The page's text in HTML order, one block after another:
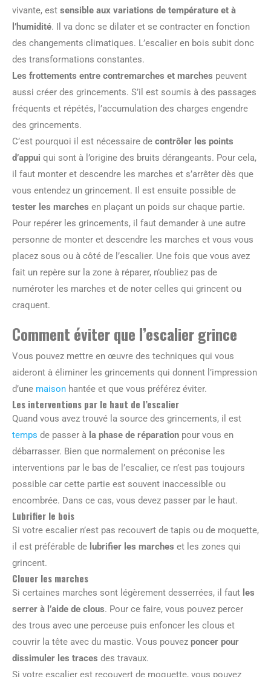
vivante, est sensible aux variations de température et à
l’humidité. Il va donc se dilater et se contracter en fonction
des changements climatiques. L’escalier en bois subit donc
des transformations constantes.
Les frottements entre contremarches et marches peuvent
aussi créer des grincements. S’il est soumis à des passages
fréquents et répétés, l’accumulation des charges engendre
des grincements.
C’est pourquoi il est nécessaire de contrôler les points
d’appui qui sont à l’origine des bruits dérangeants. Pour cela,
il faut monter et descendre les marches et s’arrêter dès que
vous entendez un grincement. Il est ensuite possible de
tester les marches en plaçant un poids sur chaque partie.
Pour repérer les grincements, il faut demander à une autre
personne de monter et descendre les marches et vous vous
placez sous ou à côté de l’escalier. Une fois que vous avez
fait un repère sur la zone à réparer, n’oubliez pas de
numéroter les marches et de noter celles qui grincent ou
craquent.
Comment éviter que l’escalier grince
Vous pouvez mettre en œuvre des techniques qui vous
aideront à éliminer les grincements qui donnent l’impression
d’une maison hantée et que vous préférez éviter.
Les interventions par le haut de l’escalier
Quand vous avez trouvé la source des grincements, il est
temps de passer à la phase de réparation pour vous en
débarrasser. Bien que normalement on préconise les
interventions par le bas de l’escalier, ce n’est pas toujours
possible car cette partie est souvent inaccessible ou
encombrée. Dans ce cas, vous devez passer par le haut.
Lubrifier le bois
Si votre escalier n’est pas recouvert de tapis ou de moquette,
il est préférable de lubrifier les marches et les zones qui
grincent.
Clouer les marches
Si certaines marches sont légèrement desserrées, il faut les
serrer à l’aide de clous. Pour ce faire, vous pouvez percer
des trous avec une perceuse puis enfoncer les clous et
couvrir la tête avec du mastic. Vous pouvez poncer pour
dissimuler les traces des travaux.
Si votre escalier est recouvert de moquette, vous pouvez